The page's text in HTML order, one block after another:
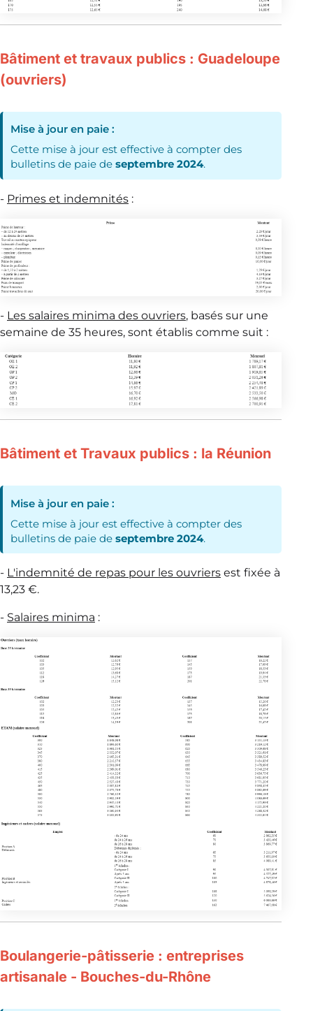
Bâtiment et travaux publics : Guadeloupe
(ouvriers)
Mise à jour en paie :
Cette mise à jour est effective à compter des
bulletins de paie deseptembre 2024.
- Primes et indemnités :
- Les salaires minima des ouvriers, basés sur une
semaine de 35 heures, sont établis comme suit :
Bâtiment et Travaux publics : la Réunion
Mise à jour en paie :
Cette mise à jour est effective à compter des
bulletins de paie deseptembre 2024.
- L'indemnité de repas pour les ouvriers est fixée à
13,23 €.
- Salaires minima :
Boulangerie-pâtisserie : entreprises
artisanale - Bouches-du-Rhône